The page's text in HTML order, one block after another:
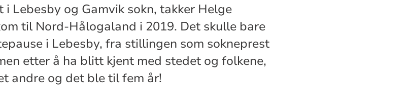
Lebesby og Gamvik sokn, takker Helge
til Nord-Hålogaland i 2019. Det skulle bare
i Lebesby, fra stillingen som sokneprest
etter å ha blitt kjent med stedet og folkene,
andre og det ble til fem år!